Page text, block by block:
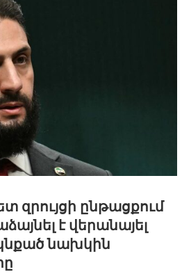
զրույցի ընթացքում
է վերանայել
նախկին